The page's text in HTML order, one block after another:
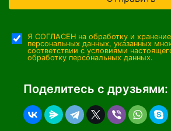
Я СОГЛАСЕН на обработку и
персональных данных, указанных
соответствии с условиями
обработку персональных данных.
Поделитесь с друзьями: